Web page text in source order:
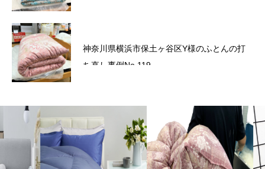
神奈川県横浜市保土ヶ谷区Y様のふとんの打
ち直し事例No.119
六角橋商店街プレミアム商品券のお知らせ